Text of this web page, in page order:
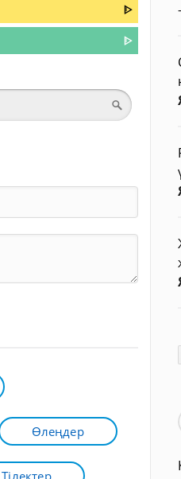
ᐈ
ᐈ
Өлеңдер